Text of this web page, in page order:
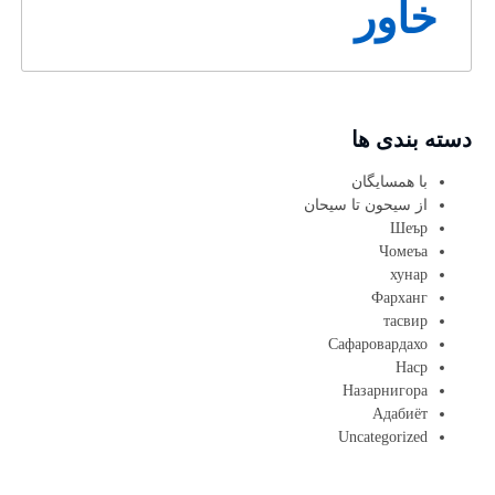
خاور
دسته بندی ها
با همسایگان
از سیحون تا سیحان
Шеър
Чомеъа
хунар
Фарханг
тасвир
Сафаровардахо
Наср
Назарнигора
Адабиёт
Uncategorized